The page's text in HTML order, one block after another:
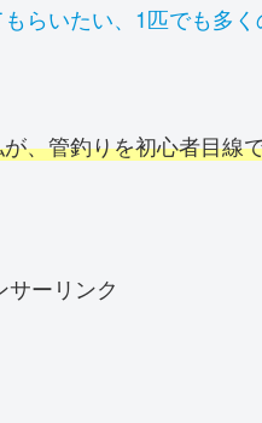
らいたい、1匹でも多
、管釣りを初心者目線
サーリンク